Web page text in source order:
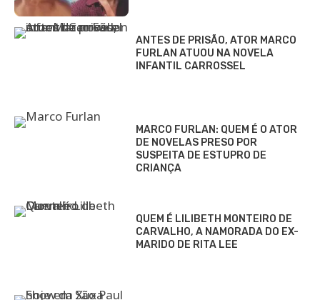
ANTES DE PRISÃO, ATOR MARCO
FURLAN ATUOU NA NOVELA
INFANTIL CARROSSEL
MARCO FURLAN: QUEM É O ATOR
DE NOVELAS PRESO POR
SUSPEITA DE ESTUPRO DE
CRIANÇA
QUEM É LILIBETH MONTEIRO DE
CARVALHO, A NAMORADA DO EX-
MARIDO DE RITA LEE